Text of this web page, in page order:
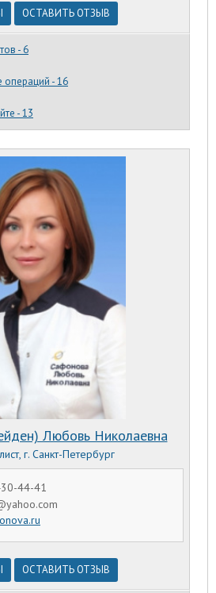
ОСТАВИТЬ ОТЗЫВ
- 6
операций - 16
- 13
44-41
Любовь Николаевна
г. Санкт-Петербург
ОСТАВИТЬ ОТЗЫВ